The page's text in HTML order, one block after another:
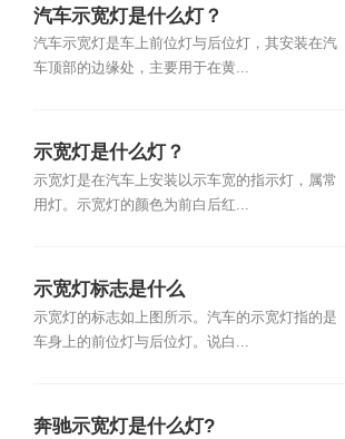
汽车示宽灯是什么灯？
汽车示宽灯是车上前位灯与后位灯，其安装在汽
车顶部的边缘处，主要用于在黄...
示宽灯是什么灯？
示宽灯是在汽车上安装以示车宽的指示灯，属常
用灯。示宽灯的颜色为前白后红...
示宽灯标志是什么
示宽灯的标志如上图所示。汽车的示宽灯指的是
车身上的前位灯与后位灯。说白...
奔驰示宽灯是什么灯?